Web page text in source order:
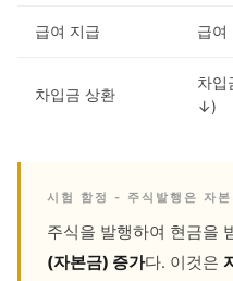
급여 지급 급
차입금 상환
차입
↓)
시험 함정 - 주식발행은 자본
주식을 발행하여 현금을
(자본금) 증가다. 이것은